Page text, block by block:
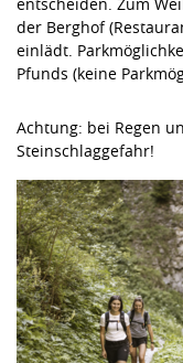
der Berghof
einlädt.
Pfunds (keine
Achtung: bei Regen
Steinschlaggefahr!